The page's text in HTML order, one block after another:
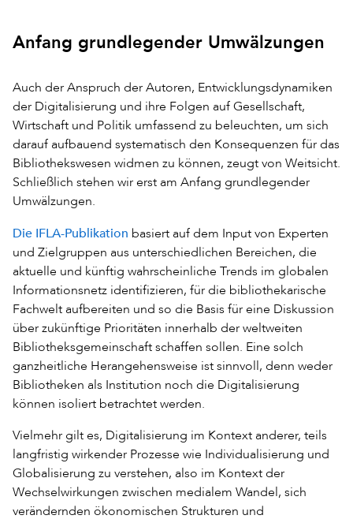
Anfang grundlegender Umwälzungen
Auch der Anspruch der Autoren, Entwicklungsdynamiken
der Digitalisierung und ihre Folgen auf Gesellschaft,
Wirtschaft und Politik umfassend zu beleuchten, um sich
darauf aufbauend systematisch den Konsequenzen für das
Bibliothekswesen widmen zu können, zeugt von Weitsicht.
Schließlich stehen wir erst am Anfang grundlegender
Umwälzungen.
Die IFLA-Publikation basiert auf dem Input von Experten
und Zielgruppen aus unterschiedlichen Bereichen, die
aktuelle und künftig wahrscheinliche Trends im globalen
Informationsnetz identifizieren, für die bibliothekarische
Fachwelt aufbereiten und so die Basis für eine Diskussion
über zukünftige Prioritäten innerhalb der weltweiten
Bibliotheksgemeinschaft schaffen sollen. Eine solch
ganzheitliche Herangehensweise ist sinnvoll, denn weder
Bibliotheken als Institution noch die Digitalisierung
können isoliert betrachtet werden.
Vielmehr gilt es, Digitalisierung im Kontext anderer, teils
langfristig wirkender Prozesse wie Individualisierung und
Globalisierung zu verstehen, also im Kontext der
Wechselwirkungen zwischen medialem Wandel, sich
verändernden ökonomischen Strukturen und